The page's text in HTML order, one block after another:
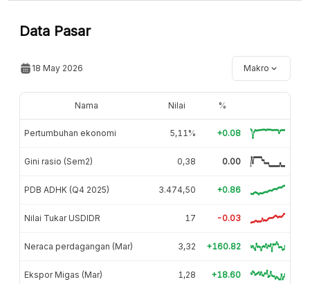
Data Pasar
18 May 2026 Makro
Nama Nilai %
Pertumbuhan ekonomi 5,11% +0.08
Gini rasio (Sem2) 0,38 0.00
PDB ADHK (Q4 2025) 3.474,50 +0.86
Nilai Tukar USDIDR 17 -0.03
Neraca perdagangan (Mar) 3,32 +160.82
Ekspor Migas (Mar) 1,28 +18.60